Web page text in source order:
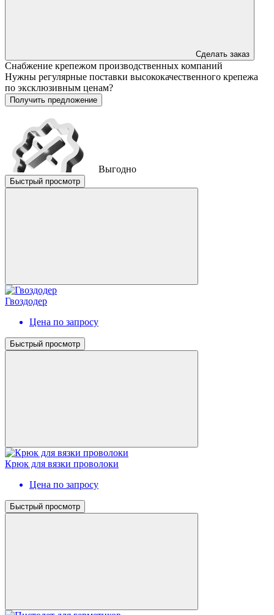
Сделать заказ
Снабжение крепежом производственных компаний
Нужны регулярные поставки высококачественного крепежа
по эксклюзивным ценам?
Получить предложение
Выгодно
Быстрый просмотр
Гвоздодер
Цена по запросу
Быстрый просмотр
Крюк для вязки проволоки
Цена по запросу
Быстрый просмотр